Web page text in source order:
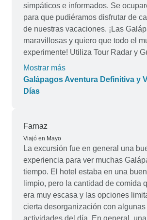
simpáticos e informados. Se
para que pudiéramos disfrutar de
de nuestras vacaciones. ¡Las
maravillosas y quiero que todo el
experimente! Utiliza Tour Radar y
¡no te decepcionarán!
Mostrar más
Galápagos Aventura Definitiva y
Días
Farnaz
Viajó en Mayo
La excursión fue en general una
experiencia para ver muchas
tiempo. El hotel estaba en una buena ubicación y
limpio, pero la cantidad de comida
era muy escasa y las opciones
cierta desorganización con
actividades del día. En general, una